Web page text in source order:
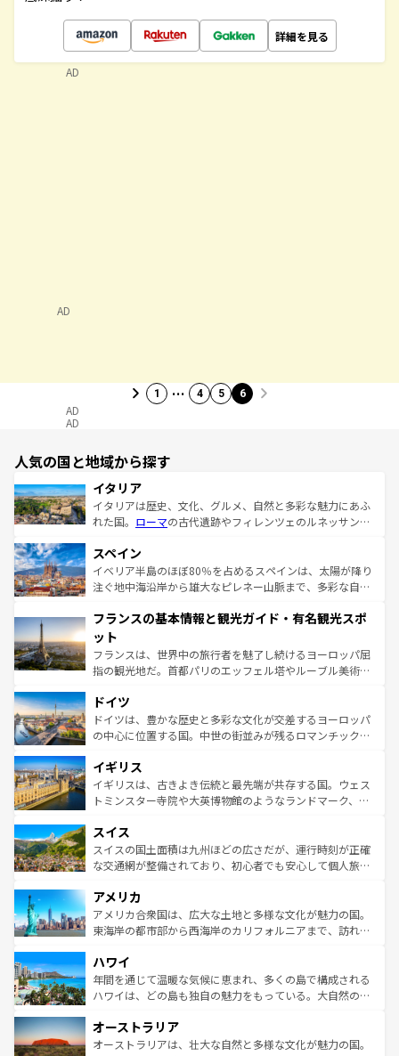
詳細を見る
AD
1 … 4 5 6
AD
AD
人気の国と地域から探す
イタリア
イタリアは歴史、文化、グルメ、自然と多彩な魅力にあふ
れた国。 ローマの古代遺跡やフィレンツェのルネッサンス
ろん、トスカーナの美しい田園風景やアマルフィ海岸の絶
景など、自然景観も見逃せない。観光の合間には、本場の
ピザやパスタなど、絶品のイタリア料理を堪能することも
ませてくれるイタリアで、忘れられない旅をしてみよう！
なお、新着のイタリア情報は
しい。
スペイン
イベリア半島のほぼ80％を占めるスペインは、太陽が降り
注ぐ地中海沿岸から雄大なピレネー山脈まで、多彩な自然
文化が根付くこの国では、情熱的なフラメンコ、熱気あふ
れる闘牛、そして美味しいタパスが生活の一部となってい
る。首都マドリードの洗練された雰囲気や、バルセロナの
アートに溢れた街角から、地方では古代ローマ遺跡や中世
せる。地方によって風土や気候が異なるスペインはその個
性で訪れる人を魅了する。 なお、新着のスペイン情報は コ
ンテンツ一覧を参照してほしい。
フランスの基本情報と観光ガイド・有名観光スポ
ット
フランスは、世界中の旅行者を魅了し続けるヨーロッパ屈
指の観光地だ。首都パリのエッフェル塔やルーブル美術館
で、幅広い魅力が詰まっている。華麗な宮殿、歴史的な大
聖堂、美しいビーチ、そして豊かな自然が、訪れる者を心
から魅了する。また、フランスは美食の国としても知ら
いる。シャンパンの発祥地であるランス、プロヴァンスの
香り高いラベンダー畑など、多彩な楽しみ方が可能だ。さ
らに、パリ以外の地域にも魅力が溢れており、どの街角に
れる地方に足を運ぶとそれぞれで全く異なる文化を体験で
きるだろう。 なお、新着のフランス情報はコンテンツ一覧
を参照してほしい。
ドイツ
ドイツは、豊かな歴史と多彩な文化が交差するヨーロッパ
の中心に位置する国。中世の街並みが残るロマンチック街
顔を持つこの国は、どこを歩いても飽きることがない。ベ
ルリンの文化的活気、バイエルン州のアルプスの絶景、そ
してライン川沿いのワイン畑といった風景は必見。ビール
は、お酒好きな人にはぜひ体験してほしい。 なお、新着の
ドイツ情報はコンテンツ一覧を参照してほしい。
イギリス
イギリスは、古きよき伝統と最先端が共存する国。ウェス
トミンスター寺院や大英博物館のようなランドマーク、歴
リアごとに異なる魅力がある。また、優雅なアフタヌーン
ティー、ビール好きにはたまらない英国パブ、サッカー観
戦など、本場だからこそできる体験も豊富。イギリスを旅
ンツ一覧を参照してほしい。
スイス
スイスの国土面積は九州ほどの広さだが、運行時刻が正確
な交通網が整備されており、初心者でも安心して個人旅行
の建物がそのまま残る町や、スイスならではのユニークな
博物館もあり、アルプス観光だけでなく町歩きも満喫する
ことができる。国民の所得が高いため物価も高いが、旅行
ば市内交通費無料で観光を楽しむこともできる。 なお、新
着のスイス情報はコンテンツ一覧 を参照してほしい。
アメリカ
アメリカ合衆国は、広大な土地と多様な文化が魅力の国。
東海岸の都市部から西海岸のカリフォルニアまで、訪れる
のような巨大都市は、観光、ショッピング、エンターテイ
ンメントが詰まった刺激的なスポットだ。一方、アメリカ
西部には大自然が広がり、グランドキャニオンやイエロー
部のニューオーリンズでは、音楽と美食が融合した独特の
文化が魅力。旅行者はアメリカの各地域で異なる魅力を楽
ハワイ
年間を通じて温暖な気候に恵まれ、多くの島で構成される
ハワイは、どの島も独自の魅力をもっている。大自然の神
ワイ島は見逃せない。また、定番の観光地といえばオアフ
島だが、静かな自然を求めるならマウイ島やカウアイ島が
オーストラリア
オーストラリアは、壮大な自然と多様な文化が魅力の国。
AD